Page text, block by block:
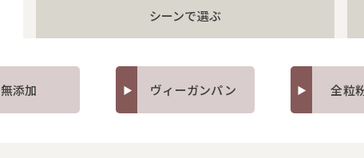
シーンで選ぶ
無添加 ヴィーガンパン 全粒